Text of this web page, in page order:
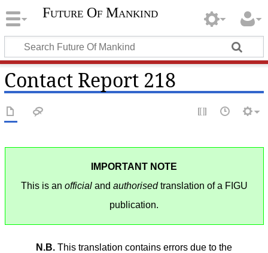
Future Of Mankind
Contact Report 218
IMPORTANT NOTE
This is an officialand authorisedtranslation of a FIGU
publication.
N.B. This translation contains errors due to the